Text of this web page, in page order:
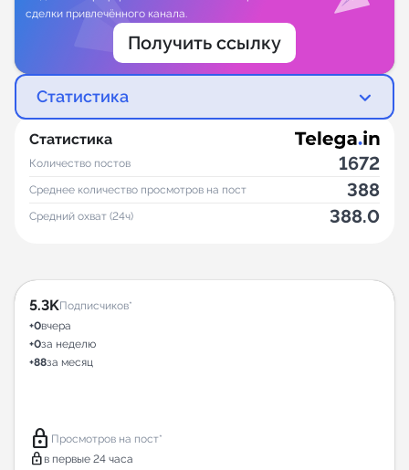
сделки привлечённого канала.
Получить ссылку
Статистика
Статистика
Количество постов 1672
Среднее количество просмотров на пост 388
Средний охват (24ч) 388.0
5.3KПодписчиков*
+0вчера
+0за неделю
+88за месяц
lock Просмотров на пост*
lock в первые 24 часа